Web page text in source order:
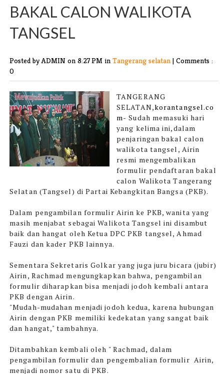
BAKAL CALON WALIKOTA
TANGSEL
Posted by ADMIN on 8:27 PM in Tangerang selatan | Comments :
0
TANGERANG
SELATAN,korantangsel.co
m- Sudah memasuki hari
yang kelima ini,dalam
penjaringan bakal calon
walikota tangsel, Airin
resmi mengembalikan
formulir pendaftaran bakal
calon Walikota Tangerang
Selatan (Tangsel) di Partai Kebangkitan Bangsa (PKB).
Dalam pengambilan formulir Airin ke PKB, wanita yang
masih menjabat sebagai Walikota Tangsel ini disambut
baik dan hangat oleh Ketua DPC PKB tangsel, Ahmad
Fauzi dan kader PKB lainnya.
Sementara Sekretaris Golkar yang juga juru bicara (jubir)
Airin, Rachmad mengungkapkan bahwa, pengambilan
formulir diharapkan bisa menjadi jodoh kembali antara
PKB dengan Airin.
"Mudah-mudahan menjadi jodoh kedua, karena hubungan
Airin dengan PKB memiliki kedekatan yang sangat baik
dan hangat," tambahnya.
Ditambahkan kembali oleh " Rachmad, dalam
pengambilan formulir dan pengembalian formulir Airin,
menjadi nomor satu di PKB.